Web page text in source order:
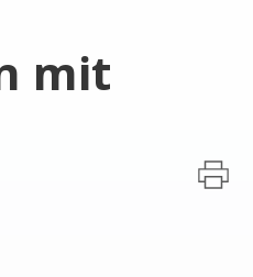
mit